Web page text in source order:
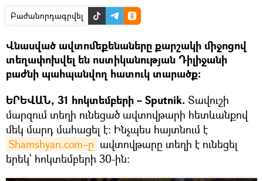
Բաժանորդագրվել
Վնասված ավտոմեքենաները քարշակի միջոցով
տեղափոխվել են ոստիկանության Դիլիջանի
բաժնի պահպանվող հատուկ տարածք:
ԵՐԵՎԱՆ, 31 հոկտեմբերի – Sputnik. Տավուշի
մարզում տեղի ունեցած ավտովթարի հետևանքով
մեկ մարդ մահացել է։ Ինչպես հայտնում է
Shamshyan.com–ը ավտովթարը տեղի է ունեցել
երեկ՝ հոկտեմբերի 30-ին: